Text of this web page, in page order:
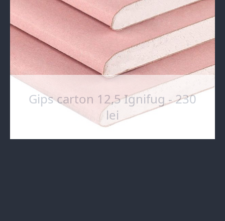
Gips carton 12,5 Ignifug - 230
lei